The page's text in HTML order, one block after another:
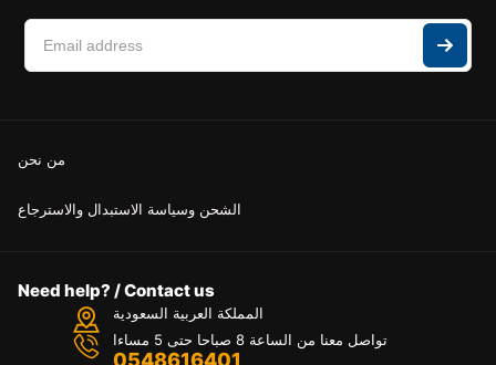
من نحن
الشحن وسياسة الاستبدال والاسترجاع
Need help? / Contact us
المملكة العربية السعودية
تواصل معنا من الساعة 8 صباحا حتى 5 مساءا